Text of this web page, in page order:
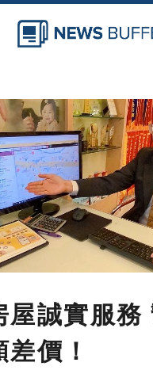
屋誠實服務
價！